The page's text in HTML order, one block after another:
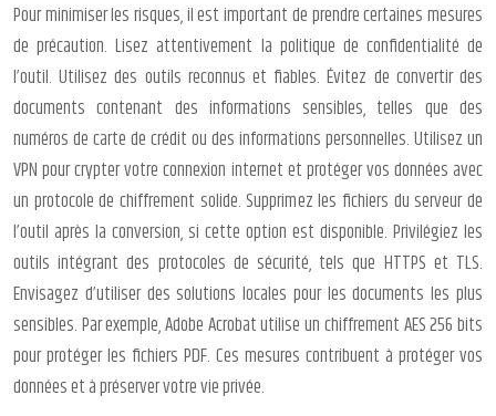
Pour minimiser les risques, il est important de prendre certaines mesures
de précaution. Lisez attentivement la politique de confidentialité de
l’outil. Utilisez des outils reconnus et fiables. Évitez de convertir des
documents contenant des informations sensibles, telles que des
numéros de carte de crédit ou des informations personnelles. Utilisez un
VPN pour crypter votre connexion internet et protéger vos données avec
un protocole de chiffrement solide. Supprimez les fichiers du serveur de
l’outil après la conversion, si cette option est disponible. Privilégiez les
outils intégrant des protocoles de sécurité, tels que HTTPS et TLS.
Envisagez d’utiliser des solutions locales pour les documents les plus
sensibles. Par exemple, Adobe Acrobat utilise un chiffrement AES 256 bits
pour protéger les fichiers PDF. Ces mesures contribuent à protéger vos
données et à préserver votre vie privée.